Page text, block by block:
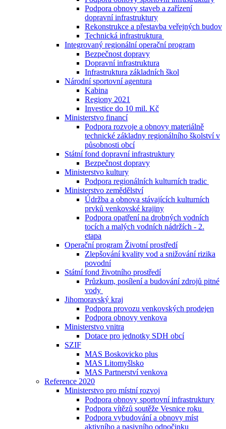
Podpora obnovy staveb a zařízení
dopravní infrastruktury
Rekonstrukce a přestavba veřejných budov
Technická infrastruktura
Integrovaný regionální operační program
Bezpečnost dopravy
Dopravní infrastruktura
Infrastruktura základních škol
Národní sportovní agentura
Kabina
Regiony 2021
Investice do 10 mil. Kč
Ministerstvo financí
Podpora rozvoje a obnovy materiálně
technické základny regionálního školství v
působnosti obcí
Státní fond dopravní infrastruktury
Bezpečnost dopravy
Ministerstvo kultury
Podpora regionálních kulturních tradic
Ministerstvo zemědělství
Údržba a obnova stávajících kulturních
prvků venkovské krajiny
Podpora opatření na drobných vodních
tocích a malých vodních nádržích - 2.
etapa
Operační program Životní prostředí
Zlepšování kvality vod a snižování rizika
povodní
Státní fond životního prostředí
Průzkum, posílení a budování zdrojů pitné
vody
Jihomoravský kraj
Podpora provozu venkovských prodejen
Podpora obnovy venkova
Ministerstvo vnitra
Dotace pro jednotky SDH obcí
SZIF
MAS Boskovicko plus
MAS Litomyšlsko
MAS Partnerství venkova
Reference 2020
Ministerstvo pro místní rozvoj
Podpora obnovy sportovní infrastruktury
Podpora vítězů soutěže Vesnice roku
Podpora vybudování a obnovy míst
aktivního a pasivního odpočinku